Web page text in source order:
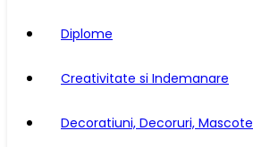
Diplome
Creativitate si Indemanare
Decoratiuni, Decoruri, Mascote